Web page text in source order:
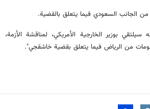
الجانب السعودي فيما يتعلق بالقضية.
بوزير الخارجية الأمريكي، لمناقشة الأزمة،
من الرياض فيما يتعلق بقضية خاشقجي".